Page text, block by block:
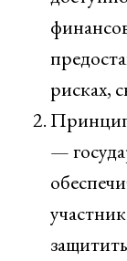
рисках,
—